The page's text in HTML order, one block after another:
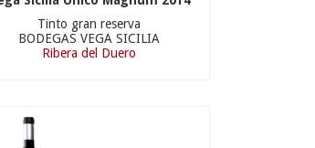
Tinto gran reserva
BODEGAS VEGA SICILIA
Ribera del Duero